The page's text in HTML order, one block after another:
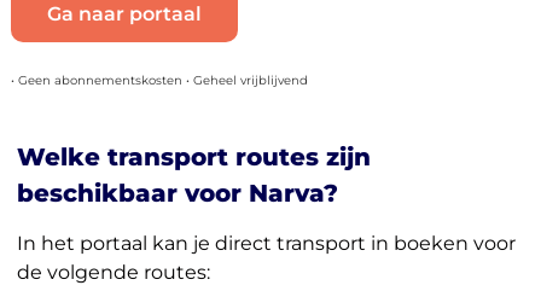
Ga naar portaal
• Geen abonnementskosten • Geheel vrijblijvend
Welke transport routes zijn
beschikbaar voor Narva?
In het portaal kan je direct transport in boeken voor
de volgende routes: